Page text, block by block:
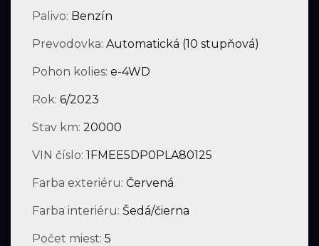
Palivo: Benzín
Prevodovka: Automatická (10 stupňová)
Pohon kolies: e-4WD
Rok: 6/2023
Stav km: 20000
VIN číslo: 1FMEE5DP0PLA80125
Farba exteriéru: Červená
Farba interiéru: Šedá/čierna
Počet miest: 5